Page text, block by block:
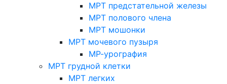
МРТ предстательной железы
МРТ полового члена
МРТ мошонки
МРТ мочевого пузыря
МР-урография
МРТ грудной клетки
МРТ легких